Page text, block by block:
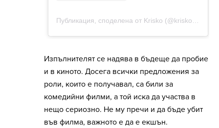
Изпълнителят се надява в бъдеще да пробие
и в киното. Досега всички предложения за
роли, които е получавал, са били за
комедийни филми, а той иска да участва в
нещо сериозно. Не му пречи и да бъде убит
във филма, важното е да е екшън.